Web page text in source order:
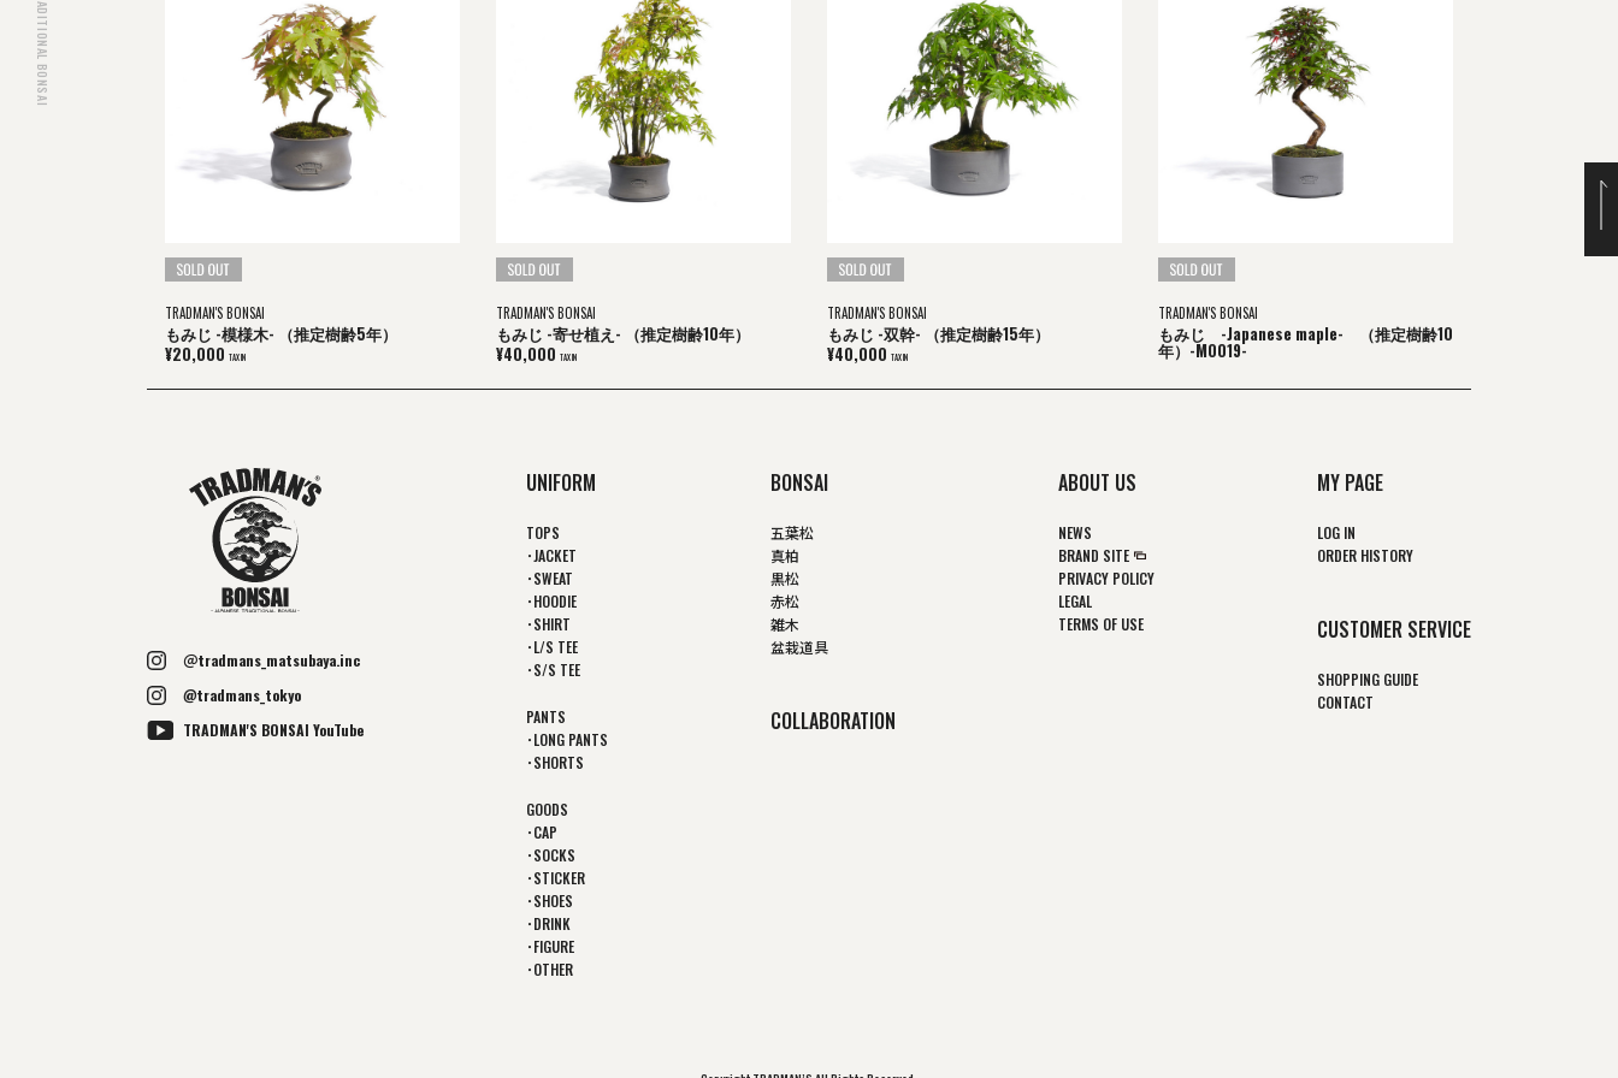
TRADMAN'S BONSAI
もみじ -模様木- （推定樹齢5年）
¥20,000 TAX IN
TRADMAN'S BONSAI
もみじ -寄せ植え- （推定樹齢10年）
¥40,000 TAX IN
TRADMAN'S BONSAI
もみじ -双幹- （推定樹齢15年）
¥40,000 TAX IN
TRADMAN'S BONSAI
もみじ -Japanese maple- （推定樹齢10
年）-M0019-
＠tradmans_matsubaya.inc
@tradmans_tokyo
TRADMAN'S BONSAI YouTube
UNIFORM
TOPS
･JACKET
･SWEAT
･HOODIE
･SHIRT
･L/S TEE
･S/S TEE
PANTS
･LONG PANTS
･SHORTS
GOODS
･CAP
･SOCKS
･STICKER
･SHOES
･DRINK
･FIGURE
･OTHER
BONSAI
五葉松
真柏
黒松
赤松
雑木
盆栽道具
COLLABORATION
ABOUT US
NEWS
BRAND SITE
PRIVACY POLICY
LEGAL
TERMS OF USE
MY PAGE
LOG IN
ORDER HISTORY
CUSTOMER SERVICE
SHOPPING GUIDE
CONTACT